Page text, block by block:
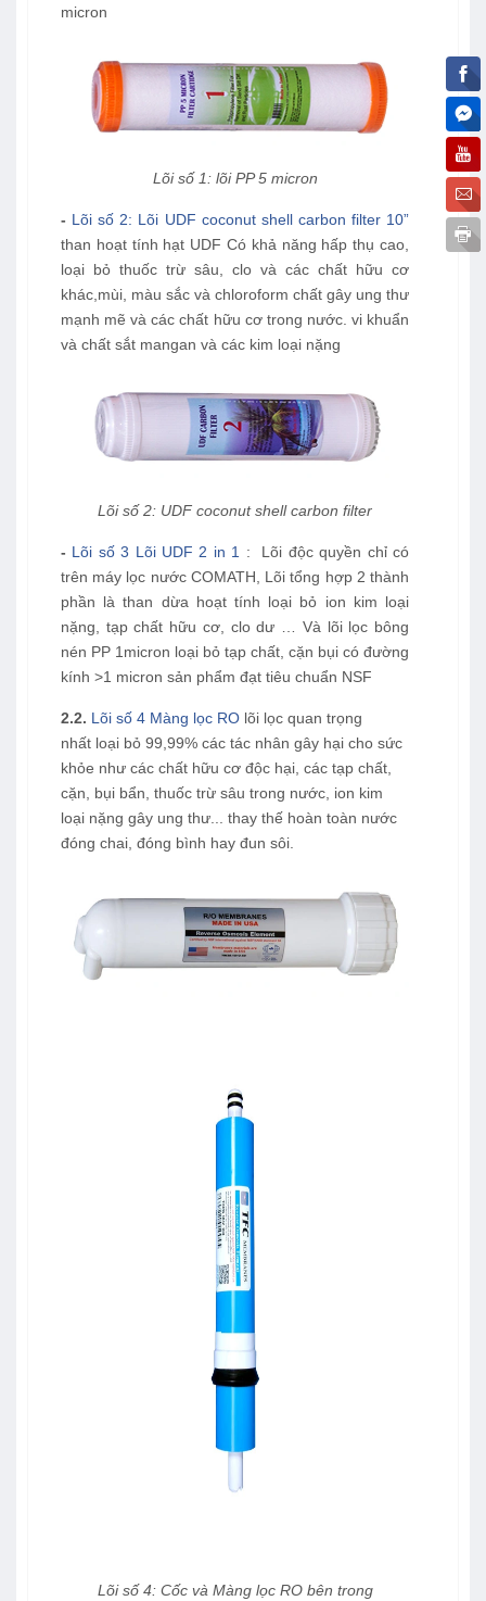
micron
Lõi số 1: lõi PP 5 micron
- Lõi số 2: Lõi UDF coconut shell carbon filter 10”
than hoạt tính hạt UDF Có khả năng hấp thụ cao,
loại bỏ thuốc trừ sâu, clo và các chất hữu cơ
khác,mùi, màu sắc và chloroform chất gây ung thư
mạnh mẽ và các chất hữu cơ trong nước. vi khuẩn
và chất sắt mangan và các kim loại nặng
Lõi số 2: UDF coconut shell carbon filter
- Lõi số 3 Lõi UDF 2 in 1 : Lõi độc quyền chỉ có
trên máy lọc nước COMATH, Lõi tổng hợp 2 thành
phần là than dừa hoạt tính loại bỏ ion kim loại
nặng, tạp chất hữu cơ, clo dư … Và lõi lọc bông
nén PP 1micron loại bỏ tạp chất, cặn bụi có đường
kính >1 micron sản phẩm đạt tiêu chuẩn NSF
2.2. Lõi số 4 Màng lọc RO lõi lọc quan trọng
nhất loại bỏ 99,99% các tác nhân gây hại cho sức
khỏe như các chất hữu cơ độc hại, các tạp chất,
cặn, bụi bẩn, thuốc trừ sâu trong nước, ion kim
loại nặng gây ung thư... thay thế hoàn toàn nước
đóng chai, đóng bình hay đun sôi.
Lõi số 4: Cốc và Màng lọc RO bên trong